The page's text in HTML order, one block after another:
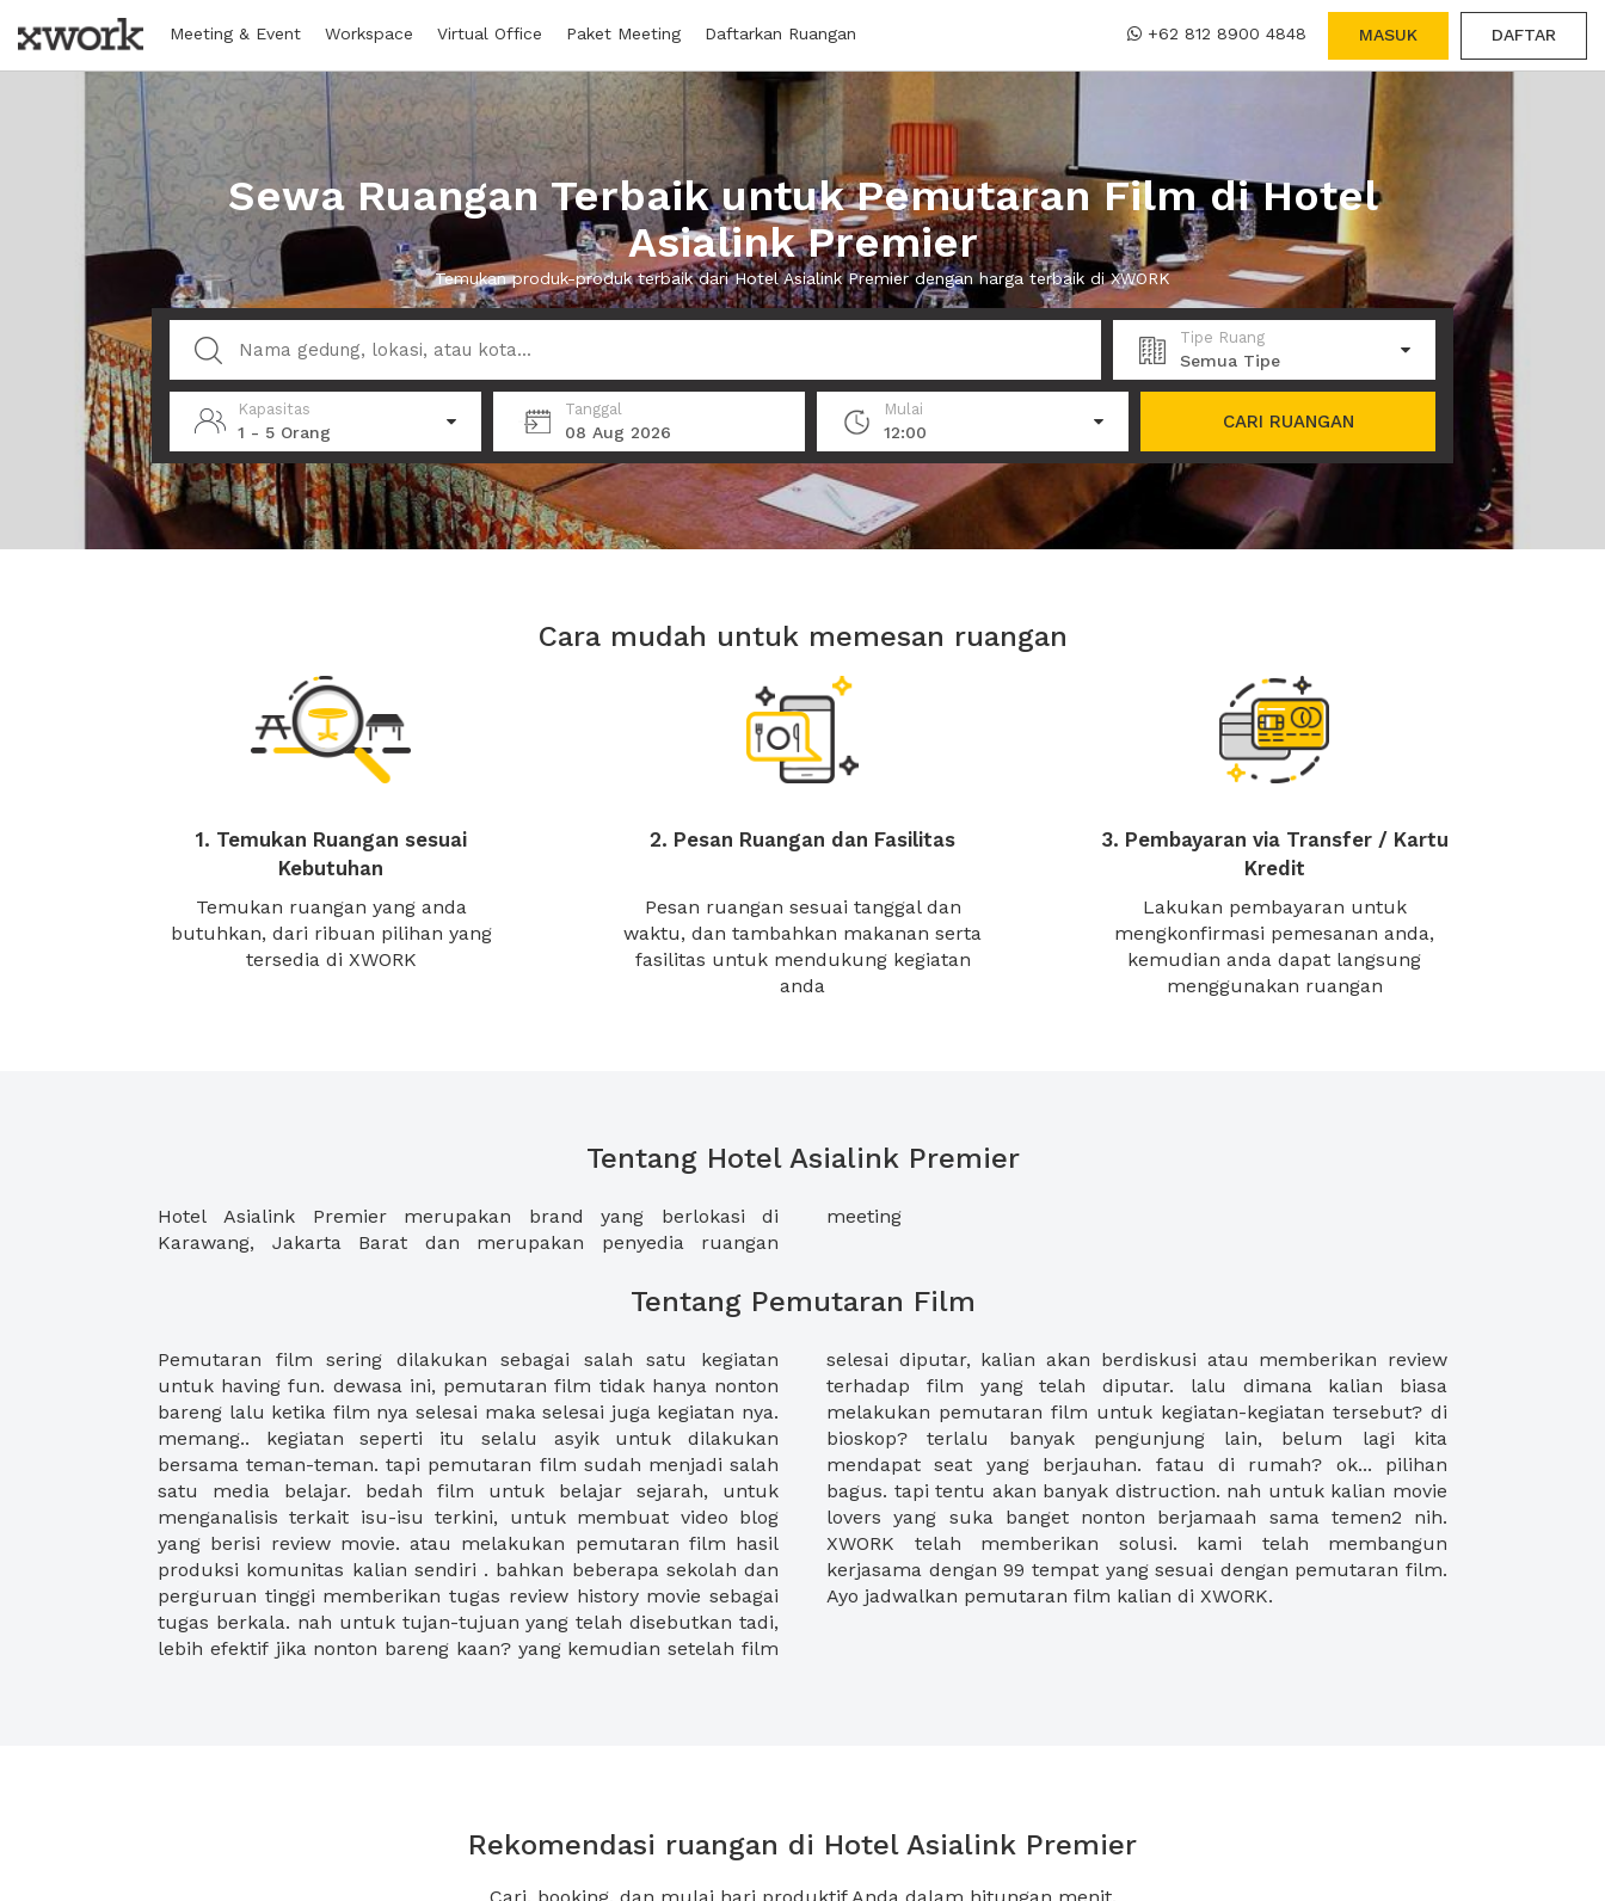
Meeting & Event Workspace Virtual Office Paket Meeting Daftarkan Ruangan +62 812 8900 4848 MASUK DAFTAR
Sewa Ruangan Terbaik untuk Pemutaran Film di Hotel
Asialink Premier
Temukan produk-produk terbaik dari Hotel Asialink Premier dengan harga terbaik di XWORK
Tipe Ruang
Semua Tipe
Kapasitas
1 - 5 Orang
Tanggal
08 Aug 2026
Mulai
12:00
CARI RUANGAN
Cara mudah untuk memesan ruangan
1. Temukan Ruangan sesuai
Kebutuhan
Temukan ruangan yang anda
butuhkan, dari ribuan pilihan yang
tersedia di XWORK
2. Pesan Ruangan dan Fasilitas
Pesan ruangan sesuai tanggal dan
waktu, dan tambahkan makanan serta
fasilitas untuk mendukung kegiatan
anda
3. Pembayaran via Transfer / Kartu
Kredit
Lakukan pembayaran untuk
mengkonfirmasi pemesanan anda,
kemudian anda dapat langsung
menggunakan ruangan
Tentang Hotel Asialink Premier
Hotel Asialink Premier merupakan brand yang berlokasi di
Karawang, Jakarta Barat dan merupakan penyedia ruangan
meeting
Tentang Pemutaran Film
Pemutaran film sering dilakukan sebagai salah satu kegiatan
untuk having fun. dewasa ini, pemutaran film tidak hanya nonton
bareng lalu ketika film nya selesai maka selesai juga kegiatan nya.
memang.. kegiatan seperti itu selalu asyik untuk dilakukan
bersama teman-teman. tapi pemutaran film sudah menjadi salah
satu media belajar. bedah film untuk belajar sejarah, untuk
menganalisis terkait isu-isu terkini, untuk membuat video blog
yang berisi review movie. atau melakukan pemutaran film hasil
produksi komunitas kalian sendiri . bahkan beberapa sekolah dan
perguruan tinggi memberikan tugas review history movie sebagai
tugas berkala. nah untuk tujan-tujuan yang telah disebutkan tadi,
lebih efektif jika nonton bareng kaan? yang kemudian setelah film
selesai diputar, kalian akan berdiskusi atau memberikan review
terhadap film yang telah diputar. lalu dimana kalian biasa
melakukan pemutaran film untuk kegiatan-kegiatan tersebut? di
bioskop? terlalu banyak pengunjung lain, belum lagi kita
mendapat seat yang berjauhan. fatau di rumah? ok... pilihan
bagus. tapi tentu akan banyak distruction. nah untuk kalian movie
lovers yang suka banget nonton berjamaah sama temen2 nih.
XWORK telah memberikan solusi. kami telah membangun
kerjasama dengan 99 tempat yang sesuai dengan pemutaran film.
Ayo jadwalkan pemutaran film kalian di XWORK.
Rekomendasi ruangan di Hotel Asialink Premier